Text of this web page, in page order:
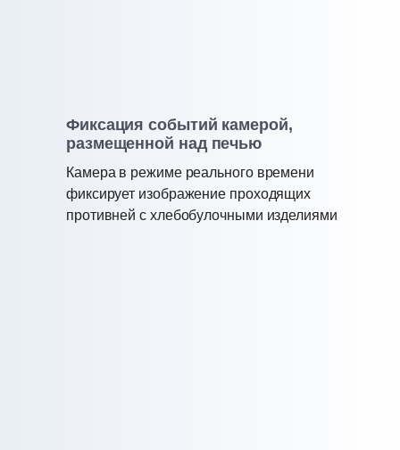
Фиксация событий камерой,
размещенной над печью
Камера в режиме реального времени
фиксирует изображение проходящих
противней с хлебобулочными изделиями